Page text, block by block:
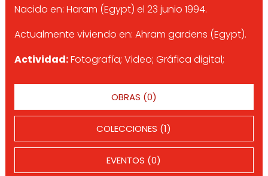
Nacido en: Haram (Egypt) el 23 junio 1994.
Actualmente viviendo en: Ahram gardens (Egypt).
Actividad:Fotografía; Video; Gráfica digital;
OBRAS (0)
COLECCIONES (1)
EVENTOS (0)